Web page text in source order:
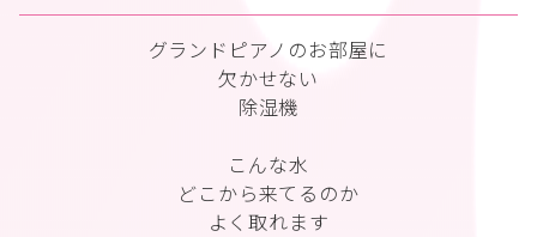
グランドピアノのお部屋に
欠かせない
除湿機
こんな水
どこから来てるのか
よく取れます